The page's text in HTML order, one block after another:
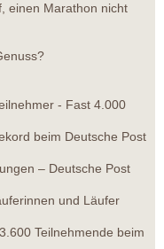
einen Marathon nicht
- Fast 4.000
beim Deutsche Post
– Deutsche Post
und Läufer
Teilnehmende beim